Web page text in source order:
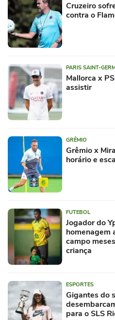
Cruzeiro
contra o
PARIS SAINT-
Mallorca x
assistir
GRÊMIO
Grêmio x
horário e
FUTEBOL
Jogador do
homenagem
campo
criança
ESPORTES
Gigantes do
para o SLS